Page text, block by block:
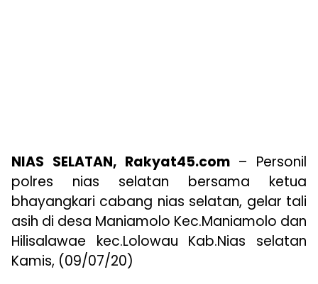
NIAS SELATAN, Rakyat45.com– Personil
polres nias selatan bersama ketua
bhayangkari cabang nias selatan, gelar tali
asih di desa Maniamolo Kec.Maniamolo dan
Hilisalawae kec.Lolowau Kab.Nias selatan
Kamis, (09/07/20)